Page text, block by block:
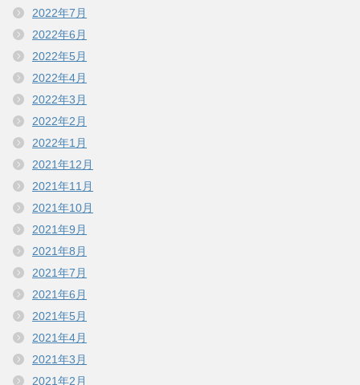
2022年7月
2022年6月
2022年5月
2022年4月
2022年3月
2022年2月
2022年1月
2021年12月
2021年11月
2021年10月
2021年9月
2021年8月
2021年7月
2021年6月
2021年5月
2021年4月
2021年3月
2021年2月